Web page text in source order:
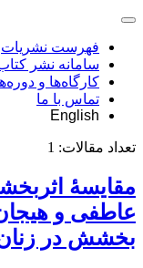
فهرست نشریات
سامانه نشر
کارگاه‌ها و
تماس با ما
English
تعداد مقالات: 1
مقایسۀ
عاطفی و
بخشش در